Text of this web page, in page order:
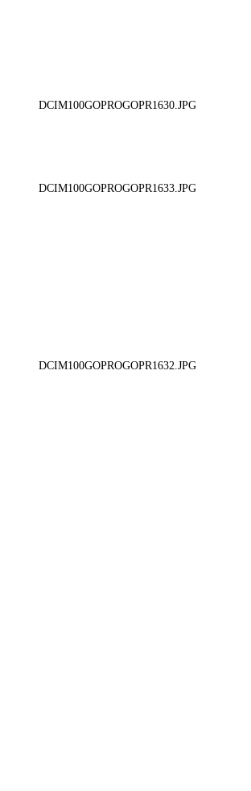
DCIM100GOPROGOPR1630.JPG
DCIM100GOPROGOPR1633.JPG
DCIM100GOPROGOPR1632.JPG